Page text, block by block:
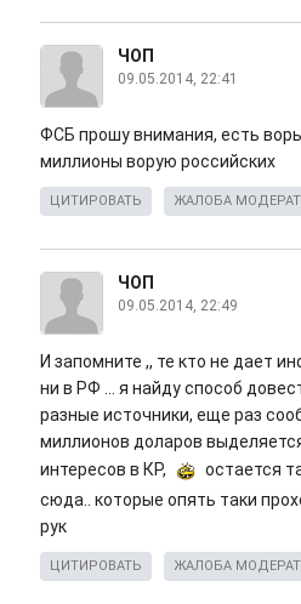
ЧОП
09.05.2014, 22:41
ФСБ прошу внимания, есть
миллионы ворую российских
ЦИТИРОВАТЬ ЖАЛОБА
ЧОП
09.05.2014, 22:49
И запомните ,, те кто не дает
ни в РФ ... я найду способ
разные источники, еще раз
миллионов доларов
интересов в КР,
остается
сюда.. которые опять таки
рук
ЦИТИРОВАТЬ ЖАЛОБА